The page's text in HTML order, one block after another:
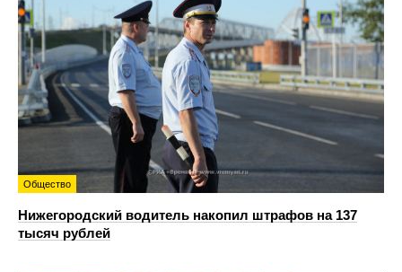
Общество
Нижегородский водитель накопил штрафов на 137
тысяч рублей